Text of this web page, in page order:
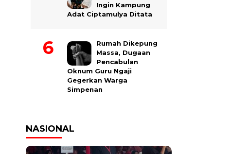
Ingin Kampung
Adat Ciptamulya Ditata
Rumah Dikepung
Massa, Dugaan
Pencabulan
Oknum Guru Ngaji
Gegerkan Warga
Simpenan
NASIONAL